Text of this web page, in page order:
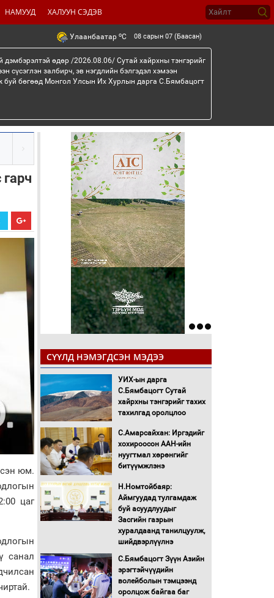
НАМУУД ХАЛУУН СЭДЭВ
Улаанбаатар oC 08 сарын 07 (Баасан)
өдөр /2026.08.06/ Сутай хайрхны тэнгэрийг
сүсэглэн залбирч, эв нэгдлийн бэлгэдэл хэмээн
буй бөгөөд Монгол Улсын Их Хурлын дарга С.Бямбацогт
юм.
цаг
санал
СҮҮЛД НЭМЭГДСЭН МЭДЭЭ
УИХ-ын дарга
С.Бямбацогт Сутай
хайрхны тэнгэрийг тахих
тахилгад оролцлоо
С.Амарсайхан: Иргэдийг
хохироосон ААН-ийн
нуугтмал хөрөнгийг
битүүмжлэнэ
Н.Номтойбаяр:
Аймгуудад тулгамдаж
буй асуудлуудыг
Засгийн газрын
хуралдаанд танилцуулж,
шийдвэрлүүлнэ
С.Бямбацогт Зүүн Азийн
эрэгтэйчүүдийн
волейболын тэмцээнд
оролцож байгаа баг